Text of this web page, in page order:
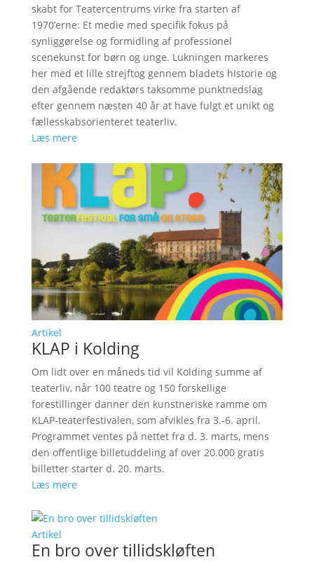
skabt for Teatercentrums virke fra starten af
1970’erne: Et medie med specifik fokus på
synliggørelse og formidling af professionel
scenekunst for børn og unge. Lukningen markeres
her med et lille strejftog gennem bladets historie og
den afgående redaktørs taksomme punktnedslag
efter gennem næsten 40 år at have fulgt et unikt og
fællesskabsorienteret teaterliv.
Læs mere
Artikel
KLAP i Kolding
Om lidt over en måneds tid vil Kolding summe af
teaterliv, når 100 teatre og 150 forskellige
forestillinger danner den kunstneriske ramme om
KLAP-teaterfestivalen, som afvikles fra 3.-6. april.
Programmet ventes på nettet fra d. 3. marts, mens
den offentlige billetuddeling af over 20.000 gratis
billetter starter d. 20. marts.
Læs mere
Artikel
En bro over tillidskløften